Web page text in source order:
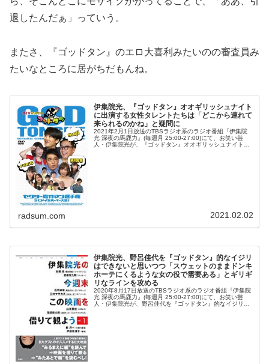
退したんだぁ」っていう。
またさ、『ゴッドタン』のエロ大喜利みたいのの審査員み
たいなところに居がちだもんね。
伊集院光、『ゴッドタン』オオギリッシュナイト
に出演する女性タレントたちは「どこから連れて
来られるのかね」と疑問に
2021年2月1日放送のTBSラジオ系のラジオ番組『伊集院
光 深夜の馬鹿力』(毎週月 25:00-27:00)にて、お笑い芸
人・伊集院光が、『ゴッドタン』オオギリッシュナイトに
radsum.com 2021.02.02
伊集院光、野呂佳代を『ゴッドタン』的なイジリ
はできないと思いつつ「スウェットのままドンキ
ホーテにくるような女の役で需要ある」とギリギ
リなラインを攻める
2020年8月17日放送のTBSラジオ系のラジオ番組『伊集院
光 深夜の馬鹿力』(毎週月 25:00-27:00)にて、お笑い芸
人・伊集院光が、野呂佳代を『ゴッドタン』的なイジリは